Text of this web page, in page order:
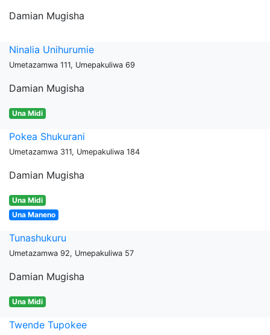
Damian Mugisha
Ninalia Unihurumie
Umetazamwa 111, Umepakuliwa 69
Damian Mugisha
Una Midi
Pokea Shukurani
Umetazamwa 311, Umepakuliwa 184
Damian Mugisha
Una Midi
Una Maneno
Tunashukuru
Umetazamwa 92, Umepakuliwa 57
Damian Mugisha
Una Midi
Twende Tupokee